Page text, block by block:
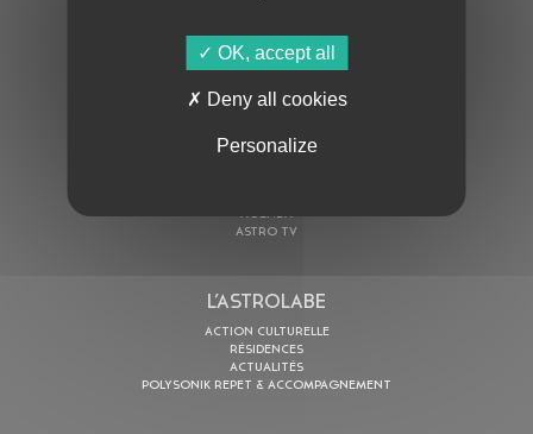
En cochant cette case, j’accepte la Politique de confidentialité
AGENDA
ASTRO TV
L’ASTROLABE
ACTION CULTURELLE
RÉSIDENCES
ACTUALITÉS
POLYSONIK REPET & ACCOMPAGNEMENT
OK, accept all
Deny all cookies
Personalize